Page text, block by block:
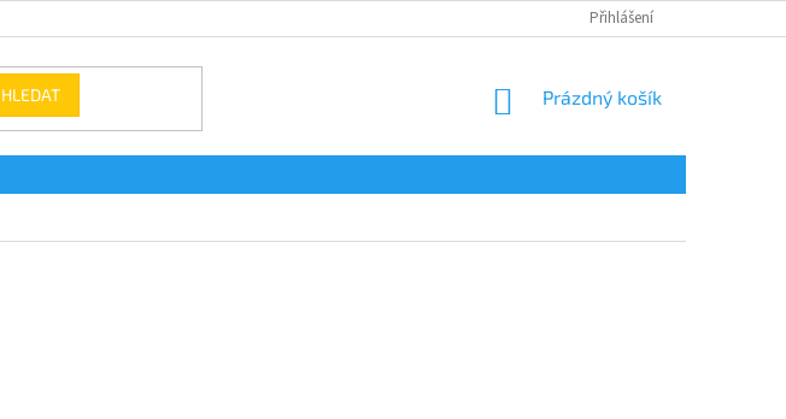
Přihlášení
HLEDAT
NÁKUPNÍ
Prázdný košík